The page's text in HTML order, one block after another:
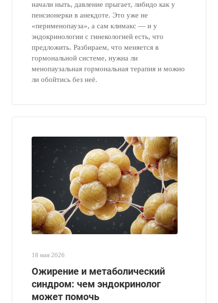
начали ныть, давление прыгает, либидо как у
пенсионерки в анекдоте. Это уже не
«перименопауза», а сам климакс — и у
эндокринологии с гинекологией есть, что
предложить. Разбираем, что меняется в
гормональной системе, нужна ли
менопаузальная гормональная терапия и можно
ли обойтись без неё.
18 мая 2026
Ожирение и метаболический
синдром: чем эндокринолог
может помочь